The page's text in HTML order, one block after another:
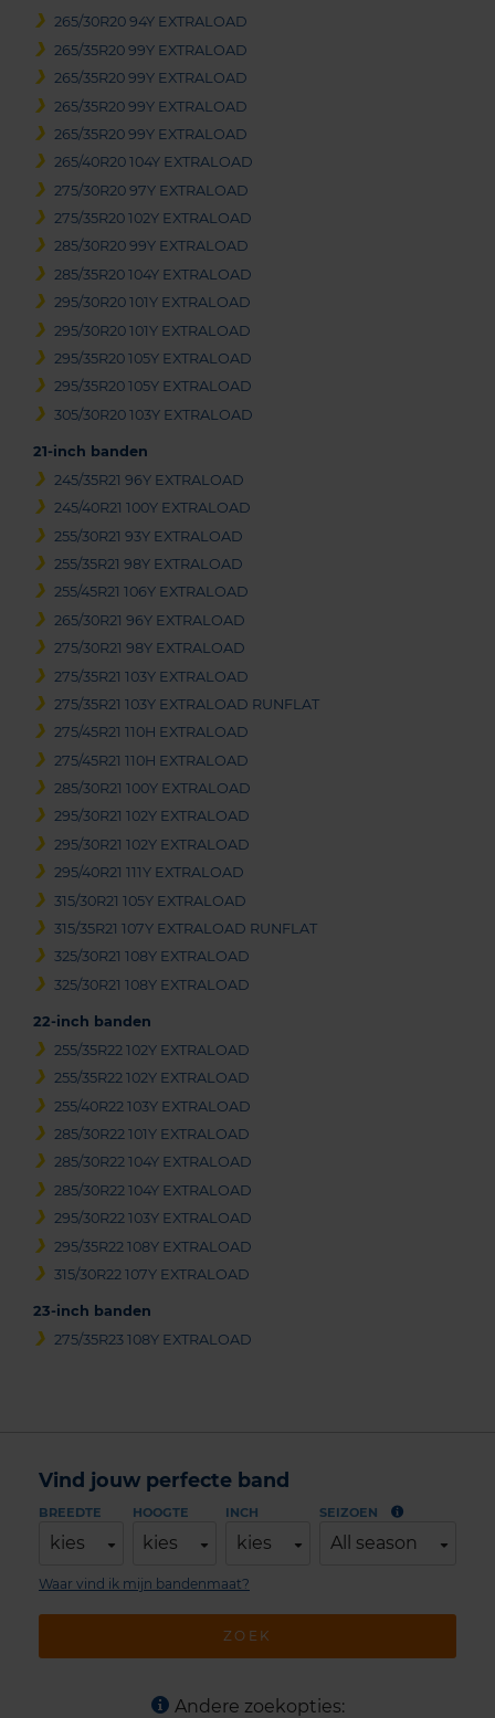
265/30R20 94Y EXTRALOAD
265/35R20 99Y EXTRALOAD
265/35R20 99Y EXTRALOAD
265/35R20 99Y EXTRALOAD
265/35R20 99Y EXTRALOAD
265/40R20 104Y EXTRALOAD
275/30R20 97Y EXTRALOAD
275/35R20 102Y EXTRALOAD
285/30R20 99Y EXTRALOAD
285/35R20 104Y EXTRALOAD
295/30R20 101Y EXTRALOAD
295/30R20 101Y EXTRALOAD
295/35R20 105Y EXTRALOAD
295/35R20 105Y EXTRALOAD
305/30R20 103Y EXTRALOAD
21-inch banden
245/35R21 96Y EXTRALOAD
245/40R21 100Y EXTRALOAD
255/30R21 93Y EXTRALOAD
255/35R21 98Y EXTRALOAD
255/45R21 106Y EXTRALOAD
265/30R21 96Y EXTRALOAD
275/30R21 98Y EXTRALOAD
275/35R21 103Y EXTRALOAD
275/35R21 103Y EXTRALOAD RUNFLAT
275/45R21 110H EXTRALOAD
275/45R21 110H EXTRALOAD
285/30R21 100Y EXTRALOAD
295/30R21 102Y EXTRALOAD
295/30R21 102Y EXTRALOAD
295/40R21 111Y EXTRALOAD
315/30R21 105Y EXTRALOAD
315/35R21 107Y EXTRALOAD RUNFLAT
325/30R21 108Y EXTRALOAD
325/30R21 108Y EXTRALOAD
22-inch banden
255/35R22 102Y EXTRALOAD
255/35R22 102Y EXTRALOAD
255/40R22 103Y EXTRALOAD
285/30R22 101Y EXTRALOAD
285/30R22 104Y EXTRALOAD
285/30R22 104Y EXTRALOAD
295/30R22 103Y EXTRALOAD
295/35R22 108Y EXTRALOAD
315/30R22 107Y EXTRALOAD
23-inch banden
275/35R23 108Y EXTRALOAD
Vind jouw perfecte band
BREEDTE
kies
HOOGTE
kies
INCH
kies
SEIZOEN
All season
ZOEK
Waar vind ik mijn bandenmaat?
Andere zoekopties: